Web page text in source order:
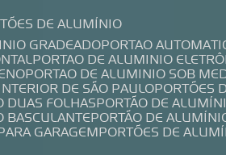
DE ALUMÍNIO
GRADEADO PORTAO
PORTAO DE ALUMINIO
PORTAO DE ALUMINIO SOB
DE SÃO PAULO
DUAS FOLHAS PORTÃO DE
BASCULANTE PORTÃO DE
GARAGEM PORTÕES DE